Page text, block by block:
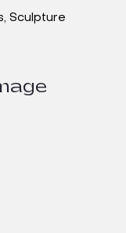
Sculpture